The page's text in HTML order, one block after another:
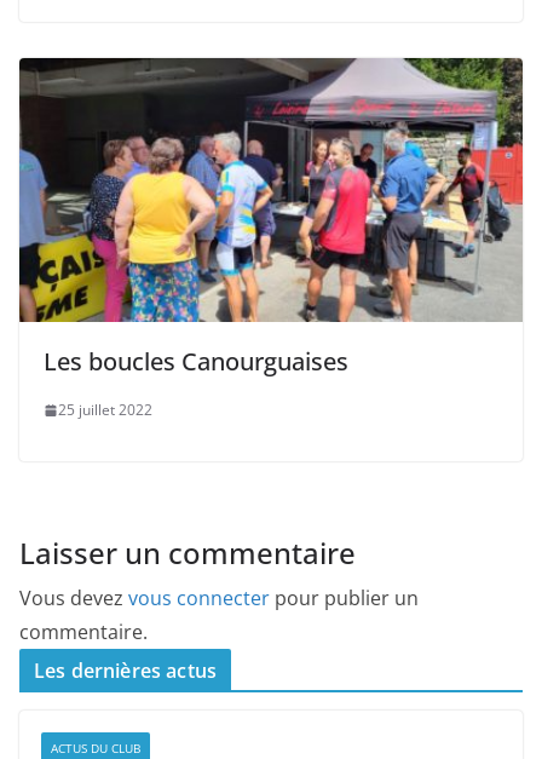
Les boucles Canourguaises
25 juillet 2022
Laisser un commentaire
Vous devez vous connecter pour publier un
commentaire.
Les dernières actus
ACTUS DU CLUB